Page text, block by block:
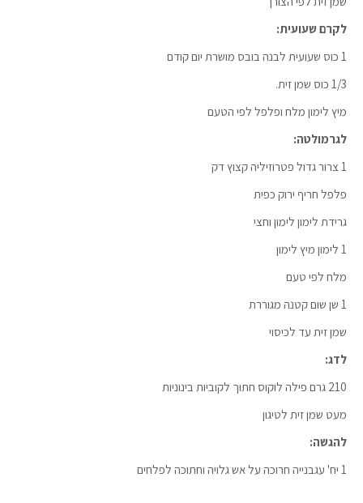
לקרם שעועית:
1 כוס שעועית לבנה בובס מושרת יום קודם
1/3 כוס שמן זית.
מיץ לימון מלח ופלפל לפי הטעם
לגרמולטה:
1 צרור גדול פטרוזיליה קצוץ דק
פלפל חריף ירוק כפית
גרידת לימון לימון וחצי
1 לימון מיץ לימון
מלח לפי טעם
1 שן שום קטנה מגוררת
שמן זית עד לכיסוי
לדג:
210 גרם פילה לוקוס חתוך לקוביות בינוניות
מעט שמן זית לטיגון
להגשה:
1 יח' עגבנייה חרוכה על אש גלויה וחתוכה לפלחים